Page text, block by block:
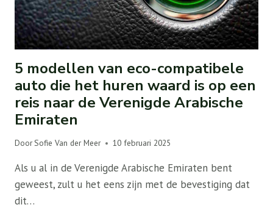
5 modellen van eco-compatibele
auto die het huren waard is op een
reis naar de Verenigde Arabische
Emiraten
DoorSofie Van der Meer 10 februari 2025
Als u al in de Verenigde Arabische Emiraten bent
geweest, zult u het eens zijn met de bevestiging dat
dit…